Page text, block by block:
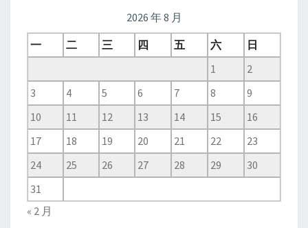
2026 年 8 月
一
二 三 四 五 六
日
1
2
3
4 5 6 7 8
9
10
11 12 13 14 15
16
17
18 19 20 21 22
23
24
25 26 27 28 29
30
31
« 2 月